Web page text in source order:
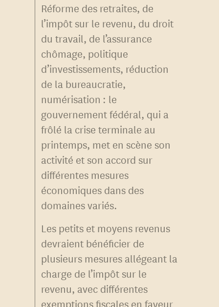
Réforme des retraites, de
l’impôt sur le revenu, du droit
du travail, de l’assurance
chômage, politique
d’investissements, réduction
de la bureaucratie,
numérisation : le
gouvernement fédéral, qui a
frôlé la crise terminale au
printemps, met en scène son
activité et son accord sur
différentes mesures
économiques dans des
domaines variés.
Les petits et moyens revenus
devraient bénéficier de
plusieurs mesures allégeant la
charge de l’impôt sur le
revenu, avec différentes
exemptions fiscales en faveur